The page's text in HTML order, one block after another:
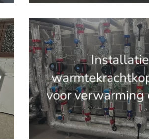
'.get_the_title().'
Installatie
voor verwarming